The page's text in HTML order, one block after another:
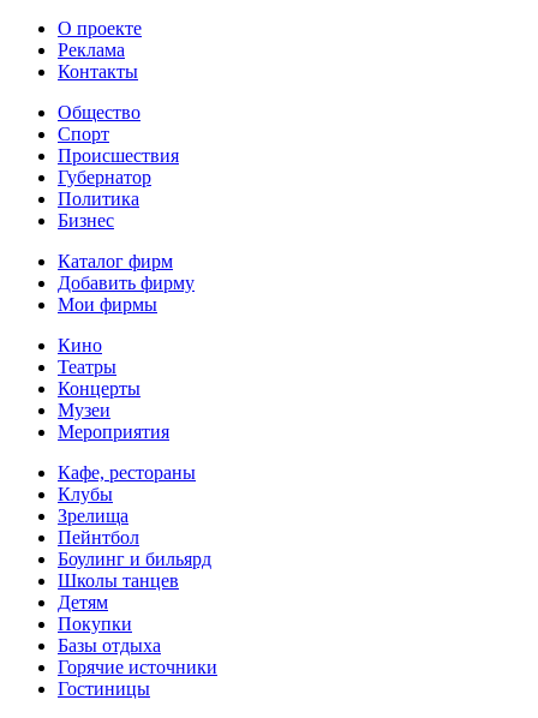
О проекте
Реклама
Контакты
Общество
Спорт
Происшествия
Губернатор
Политика
Бизнес
Каталог фирм
Добавить фирму
Мои фирмы
Кино
Театры
Концерты
Музеи
Мероприятия
Кафе, рестораны
Клубы
Зрелища
Пейнтбол
Боулинг и бильярд
Школы танцев
Детям
Покупки
Базы отдыха
Горячие источники
Гостиницы